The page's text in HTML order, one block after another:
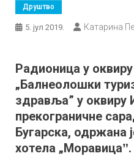
Друштво
5. јул 2019. Катарина
Радионица у оквиру
„Балнеолошки
здравља” у оквиру
прекограничне
Бугарска, одржана
хотела „Моравицаˮ.